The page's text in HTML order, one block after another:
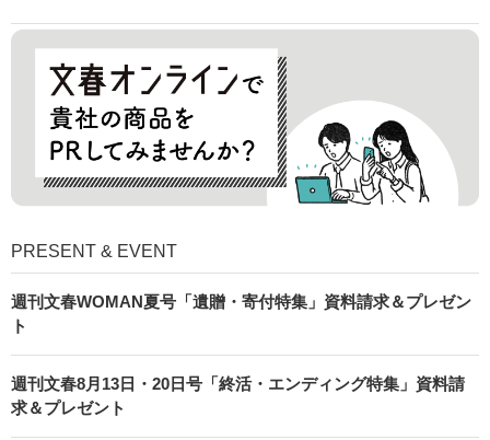
PRESENT & EVENT
週刊文春WOMAN夏号「遺贈・寄付特集」資料請求＆プレゼン
ト
週刊文春8月13日・20日号「終活・エンディング特集」資料請
求＆プレゼント